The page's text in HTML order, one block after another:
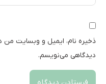
ذخیره نام، ایمیل و وبسایت من
دیدگاهی می‌نویسم.